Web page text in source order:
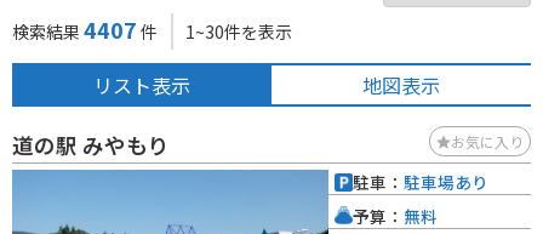
検索結果 4407 件 1~30件を表示
リスト表示 地図表示
道の駅 みやもり お気に入り
駐車： 駐車場あり
予算： 無料